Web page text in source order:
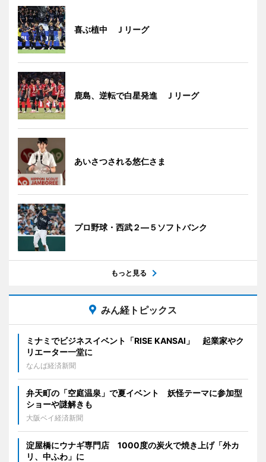
喜ぶ植中 Ｊリーグ
鹿島、逆転で白星発進 Ｊリーグ
あいさつされる悠仁さま
プロ野球・西武２―５ソフトバンク
もっと見る
みん経トピックス
ミナミでビジネスイベント「RISE KANSAI」 起業家やク
リエーター一堂に
なんば経済新聞
弁天町の「空庭温泉」で夏イベント 妖怪テーマに参加型
ショーや謎解きも
大阪ベイ経済新聞
淀屋橋にウナギ専門店 1000度の炭火で焼き上げ「外カ
リ、中ふわ」に